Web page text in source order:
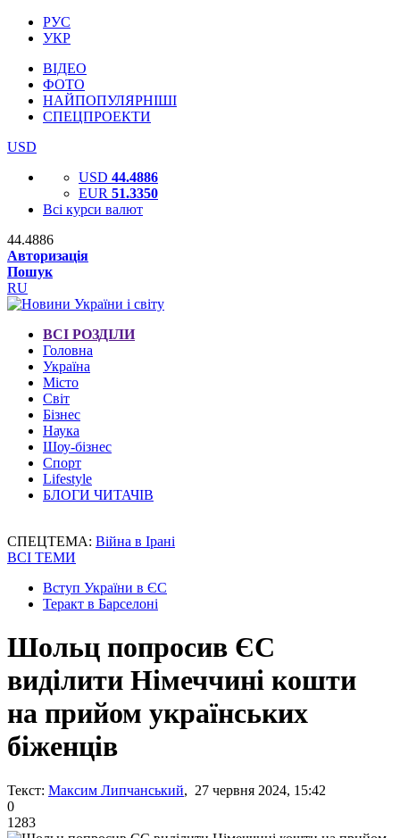
РУС
УКР
ВІДЕО
ФОТО
НАЙПОПУЛЯРНІШІ
СПЕЦПРОЕКТИ
USD
USD 44.4886
EUR 51.3350
Всі курси валют
44.4886
Авторизація
Пошук
RU
ВСІ РОЗДІЛИ
Головна
Україна
Місто
Світ
Бізнес
Наука
Шоу-бізнес
Спорт
Lifestyle
БЛОГИ ЧИТАЧІВ
СПЕЦТЕМА: Війна в Ірані
ВСІ ТЕМИ
Вступ України в ЄС
Теракт в Барселоні
Шольц попросив ЄС
виділити Німеччині кошти
на прийом українських
біженців
Текст: Максим Липчанський, 27 червня 2024, 15:42
0
1283